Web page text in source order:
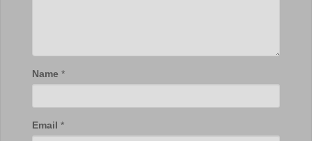
Name *
Email *